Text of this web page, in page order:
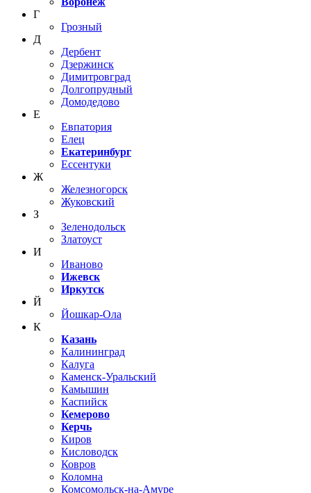
Г
Грозный
Д
Дербент
Дзержинск
Димитровград
Долгопрудный
Домодедово
Е
Евпатория
Елец
Екатеринбург
Ессентуки
Ж
Железногорск
Жуковский
З
Зеленодольск
Златоуст
И
Иваново
Ижевск
Иркутск
Й
Йошкар-Ола
К
Казань
Калининград
Калуга
Каменск-Уральский
Камышин
Каспийск
Кемерово
Керчь
Киров
Кисловодск
Ковров
Коломна
Комсомольск-на-Амуре